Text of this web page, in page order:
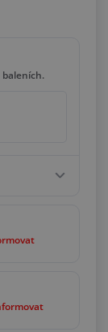
baleních.